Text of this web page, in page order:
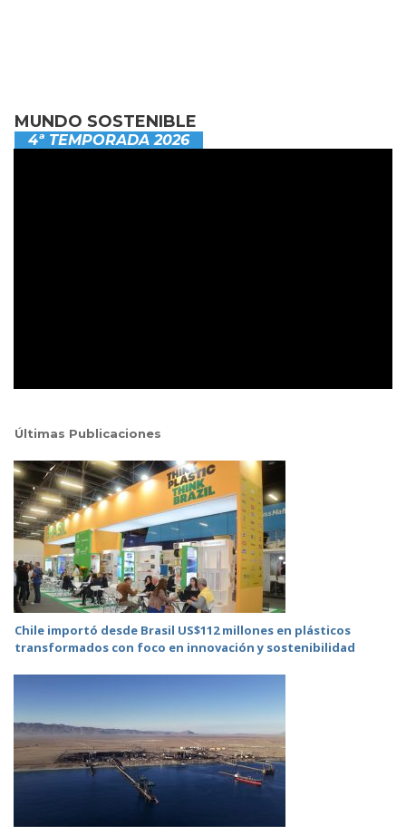
MUNDO SOSTENIBLE
4ª TEMPORADA 2026
Últimas Publicaciones
Chile importó desde Brasil US$112 millones en plásticos
transformados con foco en innovación y sostenibilidad